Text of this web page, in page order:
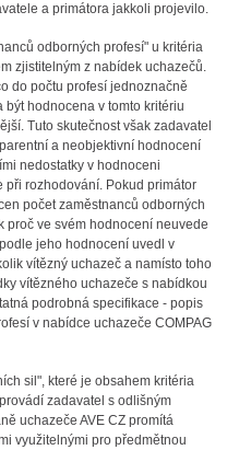
a primátora jakkoli projevilo.
odborných profesí" u kritéria
zjistitelným z nabídek uchazečů.
do počtu profesí jednoznačně
hodnocena v tomto kritériu
Tuto skutečnost však zadavatel
a neobjektivní hodnocení
nedostatky v hodnoceni
rozhodování. Pokud primátor
počet zaměstnanců odborných
proč ve svém hodnocení neuvede
jeho hodnocení uvedl v
vítězný uchazeč a namísto toho
vítězného uchazeče s nabídkou
podrobná specifikace - popis
v nabídce uchazeče COMPAG
sil", které je obsahem kritéria
zadavatel s odlišným
uchazeče AVE CZ promítá
využitelnými pro předmětnou